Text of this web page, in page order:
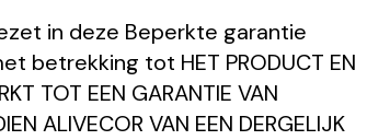
in deze Beperkte garantie
betrekking tot HET PRODUCT EN
TOT EEN GARANTIE VAN
ALIVECOR VAN EEN DERGELIJK